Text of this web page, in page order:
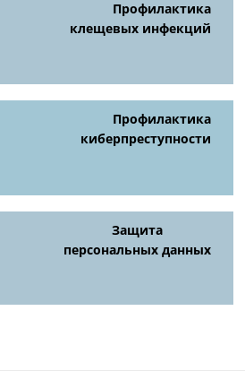
Профилактика
клещевых инфекций
Профилактика
киберпреступности
Защита
персональных данных